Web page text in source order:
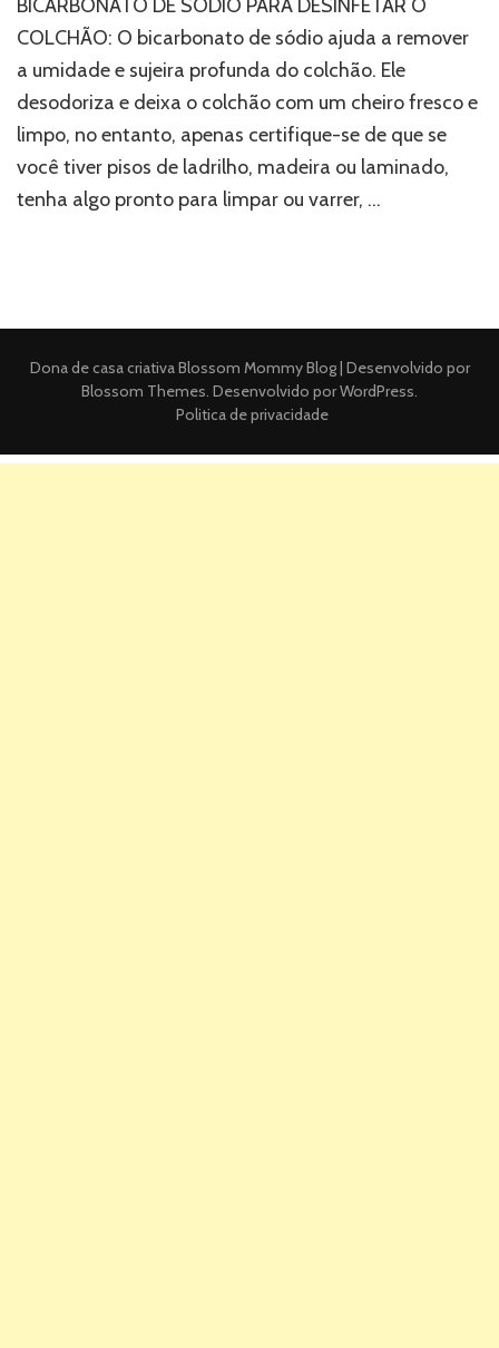
BICARBONATO DE SÓDIO PARA DESINFETAR O
COLCHÃO: O bicarbonato de sódio ajuda a remover
a umidade e sujeira profunda do colchão. Ele
desodoriza e deixa o colchão com um cheiro fresco e
limpo, no entanto, apenas certifique-se de que se
você tiver pisos de ladrilho, madeira ou laminado,
tenha algo pronto para limpar ou varrer, …
Dona de casa criativaBlossom Mommy Blog | Desenvolvido por
Blossom Themes. Desenvolvido porWordPress.
Politica de privacidade